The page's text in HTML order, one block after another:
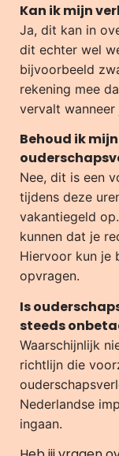
Kan ik mijn
Ja, dit kan in
dit echter wel
bijvoorbeeld
rekening mee
vervalt
Behoud ik
Nee, dit is een
tijdens deze
vakantiegeld
kunnen dat je
Hiervoor kun je
opvragen.
Is
steeds
Waarschijnlijk
richtlijn die
Nederlandse
ingaan.